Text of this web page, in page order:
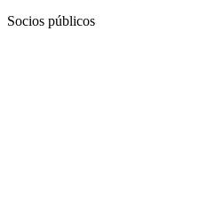
Socios públicos